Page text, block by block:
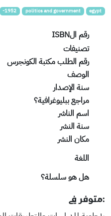
egypt
politics and government
1952-
رقم الISBN
تصنيفات
رقم الطلب مكتبة الكونجرس
الوصف
سنة الإصدار
مراجع ببليوغرافية؟
اسم الناشر
سنة النشر
مكان النشر
اللغة
هل هو سلسلة؟
:متوفر في